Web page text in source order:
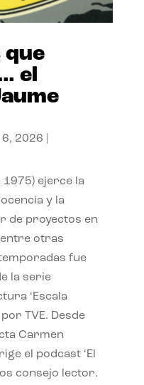
que
el
6, 2026
1975) ejerce la
y la
de proyectos en
entre otras
fue
la serie
‘Escala
TVE. Desde
Carmen
el podcast ‘El
consejo lector.